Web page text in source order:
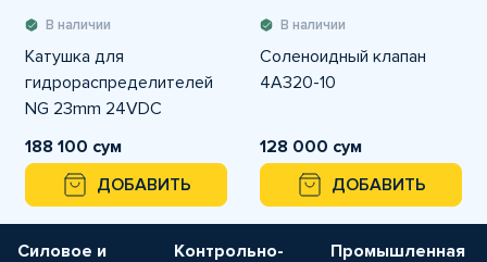
В наличии
Катушка для
гидрораспределителей
NG 23mm 24VDC
188 100 сум
ДОБАВИТЬ
В наличии
Соленоидный клапан
4A320-10
128 000 сум
ДОБАВИТЬ
Силовое и
Контрольно-
Промышленная